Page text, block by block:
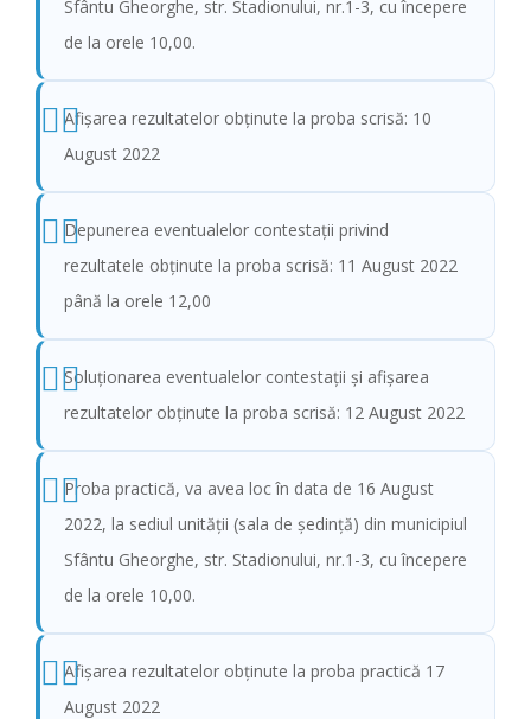
Sfântu Gheorghe, str. Stadionului, nr.1-3, cu începere
de la orele 10,00.
Afişarea rezultatelor obținute la proba scrisă: 10
August 2022
Depunerea eventualelor contestații privind
rezultatele obținute la proba scrisă: 11 August 2022
până la orele 12,00
Soluționarea eventualelor contestații și afișarea
rezultatelor obținute la proba scrisă: 12 August 2022
Proba practică, va avea loc în data de 16 August
2022, la sediul unităţii (sala de şedinţă) din municipiul
Sfântu Gheorghe, str. Stadionului, nr.1-3, cu începere
de la orele 10,00.
Afişarea rezultatelor obținute la proba practică 17
August 2022